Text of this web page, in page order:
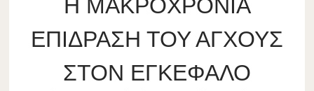
Η ΜΑΚΡΟΧΡΟΝΙΑ
ΕΠΙΔΡΑΣΗ ΤΟΥ ΑΓΧΟΥΣ
ΣΤΟΝ ΕΓΚΕΦΑΛΟ